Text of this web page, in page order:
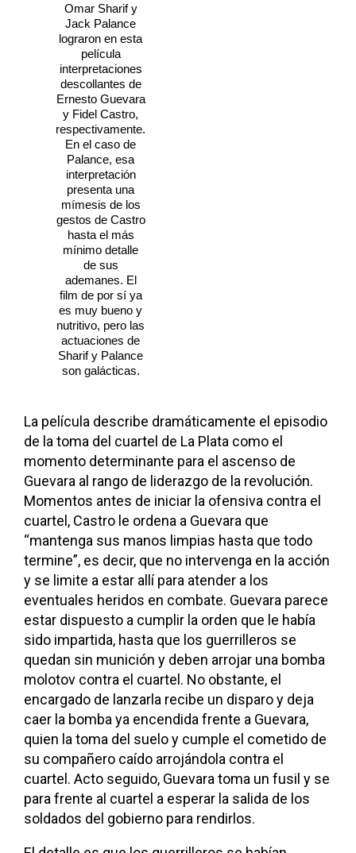
Omar Sharif y
Jack Palance
lograron en esta
película
interpretaciones
descollantes de
Ernesto Guevara
y Fidel Castro,
respectivamente.
En el caso de
Palance, esa
interpretación
presenta una
mímesis de los
gestos de Castro
hasta el más
mínimo detalle
de sus
ademanes. El
film de por sí ya
es muy bueno y
nutritivo, pero las
actuaciones de
Sharif y Palance
son galácticas.
La película describe dramáticamente el episodio
de la toma del cuartel de La Plata como el
momento determinante para el ascenso de
Guevara al rango de liderazgo de la revolución.
Momentos antes de iniciar la ofensiva contra el
cuartel, Castro le ordena a Guevara que
“mantenga sus manos limpias hasta que todo
termine”, es decir, que no intervenga en la acción
y se limite a estar allí para atender a los
eventuales heridos en combate. Guevara parece
estar dispuesto a cumplir la orden que le había
sido impartida, hasta que los guerrilleros se
quedan sin munición y deben arrojar una bomba
molotov contra el cuartel. No obstante, el
encargado de lanzarla recibe un disparo y deja
caer la bomba ya encendida frente a Guevara,
quien la toma del suelo y cumple el cometido de
su compañero caído arrojándola contra el
cuartel. Acto seguido, Guevara toma un fusil y se
para frente al cuartel a esperar la salida de los
soldados del gobierno para rendirlos.